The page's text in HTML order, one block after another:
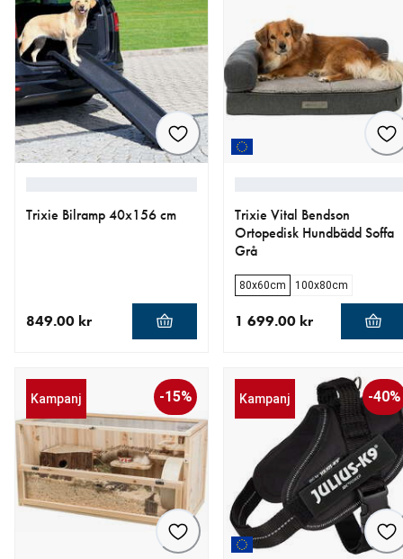
Trixie Bilramp 40x156 cm
849.00 kr
Trixie Vital Bendson
Ortopedisk Hundbädd Soffa
Grå
80x60cm 100x80cm
1 699.00 kr
Kampanj -15% Kampanj -40%